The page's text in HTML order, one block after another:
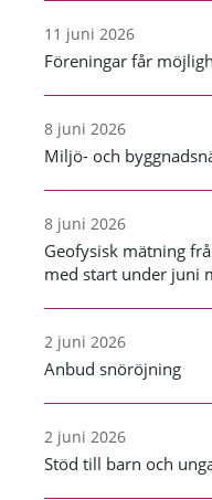
11 juni 2026
Föreningar får
8 juni 2026
Miljö- och
8 juni 2026
Geofysisk mätning
med start under juni
2 juni 2026
Anbud snöröjning
2 juni 2026
Stöd till barn och